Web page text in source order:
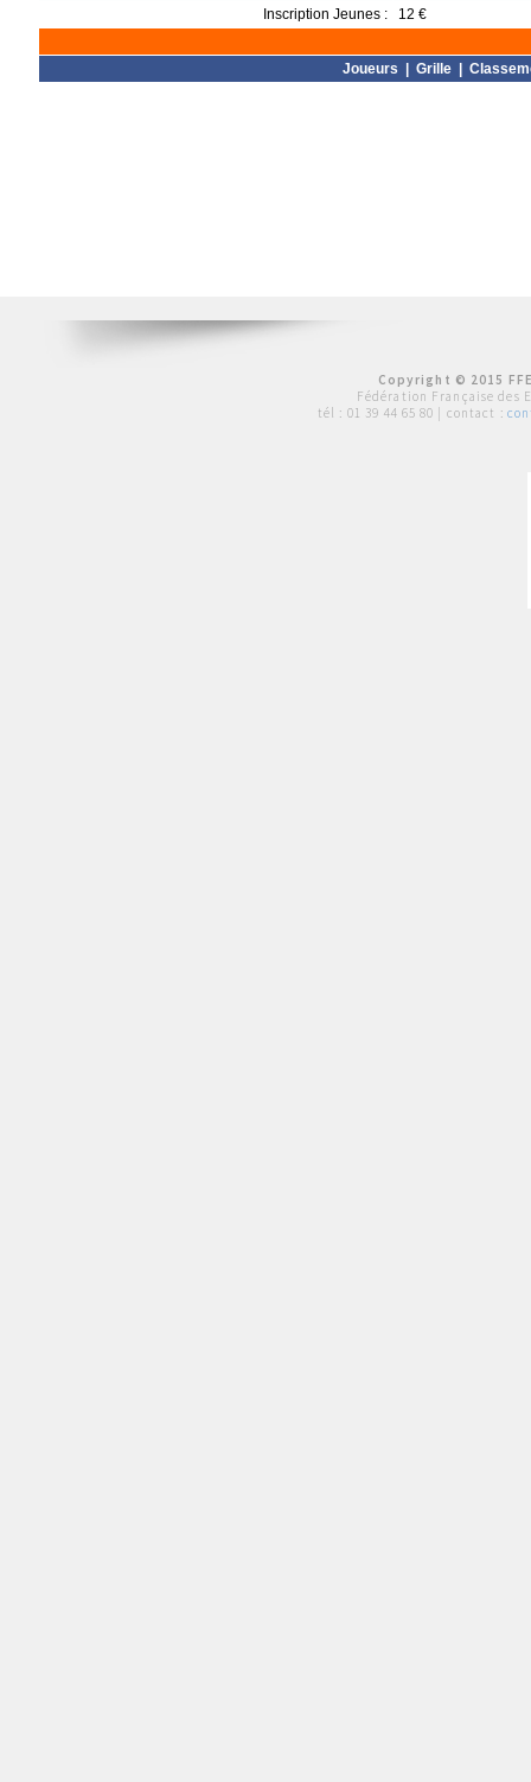
Inscription Jeunes :
12 €
Joueurs Grille
Copyright © 2015
Fédération Française des
tél : 01 39 44 65 80 | contact :